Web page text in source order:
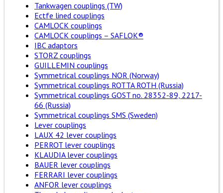
Tankwagen couplings (TW)
Ectfe lined couplings
CAMLOCK couplings
CAMLOCK couplings – SAFLOK®
IBC adaptors
STORZ couplings
GUILLEMIN couplings
Symmetrical couplings NOR (Norway)
Symmetrical couplings ROTTA ROTH (Russia)
Symmetrical couplings GOST no. 28352-89, 2217-
66 (Russia)
Symmetrical couplings SMS (Sweden)
Lever couplings
LAUX 42 lever couplings
PERROT lever couplings
KLAUDIA lever couplings
BAUER lever couplings
FERRARI lever couplings
ANFOR lever couplings